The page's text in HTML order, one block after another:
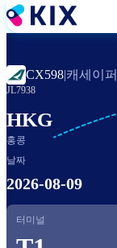
주
요
텐
츠
건
뛰
기
CX598|캐세이
JL7938
HKG
홍콩
날짜
2026-08-09
터미널